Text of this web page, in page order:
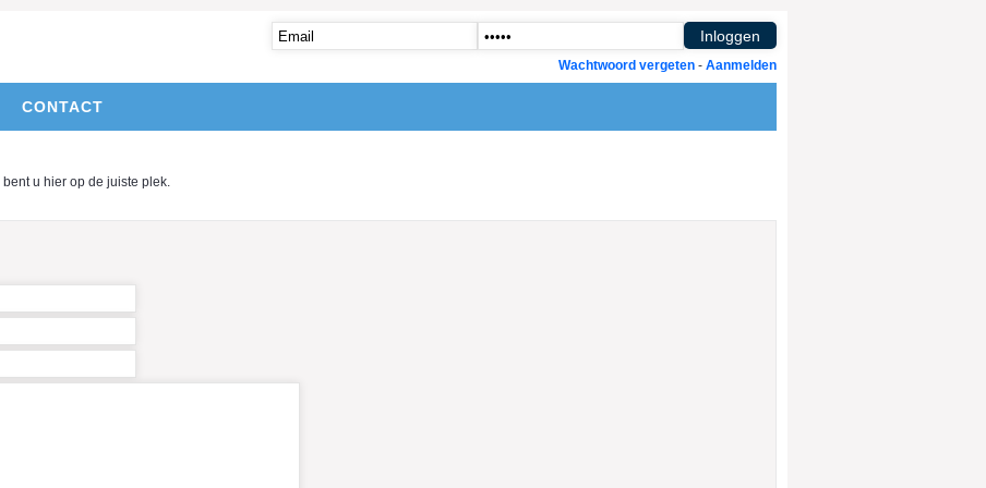
CONTACT
Wachtwoord vergeten - Aanmelden
u hier op de juiste plek.